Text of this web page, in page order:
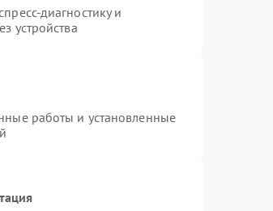
диагностику и
устройства
работы и установленные